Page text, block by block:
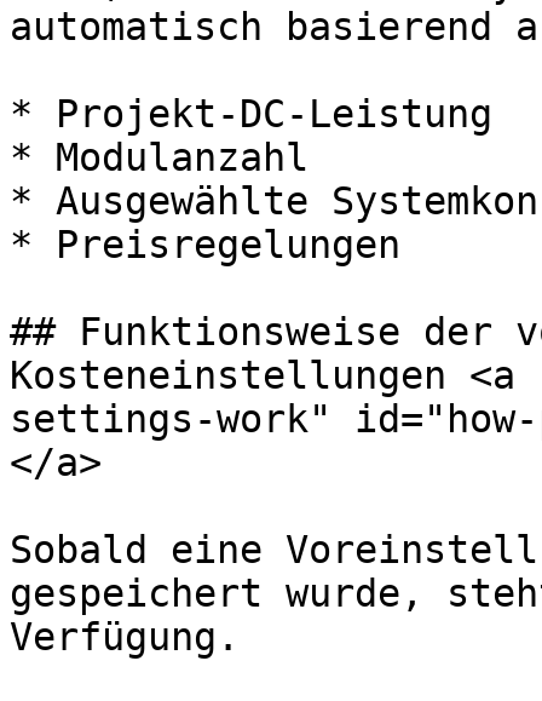
automatisch basierend
* Projekt-DC-Leistung
* Modulanzahl
* Ausgewählte
* Preisregelungen
## Funktionsweise der
Kosteneinstellungen
settings-work"
</a>
Sobald eine
gespeichert wurde,
Verfügung.